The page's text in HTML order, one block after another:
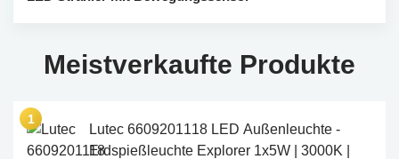
Meistverkaufte Produkte
Lutec 6609201118 LED Außenleuchte -
Erdspießleuchte Explorer 1x5W | 3000K |